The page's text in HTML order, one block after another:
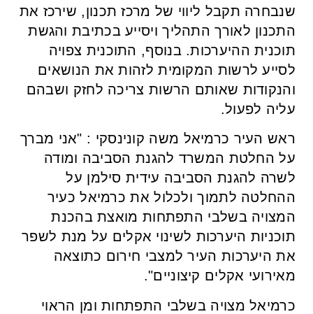
שנבחרה תקבל ליווי של מרכז תכנון, שירכז את
התכנון לאורך התהליך ויסייע בכתיבת והגשת
תוכנית ההיערכות. בנוסף, התוכנית צפויה
לסייע לרשות המקומית לזהות את הנושאים
והנקודות שאותם הרשות צריכה לחזק ושבהם
עליה לפעול.
ראש העיר כרמיאל משה קונינסקי : "אני מברך
על החלטת המשרד להגנת הסביבה ומודה
לשרה להגנת הסביבה עידית סילמן על
ההחלטה לתמוך ולכלול את כרמיאל כעיר
המצויה בשלבי התפתחות מואצת בהכנת
תוכניות היערכות לשינוי אקלים על מנת לשפר
את היערכות העיר למצבי חירום כתוצאה
מאירועי אקלים קיצוניים".
כרמיאל מצויה בשלבי התפתחות ומן הראוי